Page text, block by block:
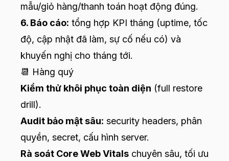
mẫu/giỏ hàng/thanh toán hoạt động đúng.
6. Báo cáo: tổng hợp KPI tháng (uptime, tốc
độ, cập nhật đã làm, sự cố nếu có) và
khuyến nghị cho tháng tới.
📆 Hàng quý
Kiểm thử khôi phục toàn diện (full restore
drill).
Audit bảo mật sâu: security headers, phân
quyền, secret, cấu hình server.
Rà soát Core Web Vitals chuyên sâu, tối ưu